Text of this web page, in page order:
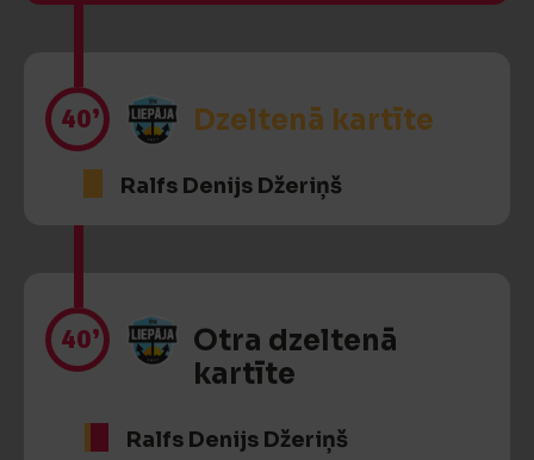
40’ Dzeltenā kartīte
Ralfs Denijs Džeriņš
40’
Otra dzeltenā
kartīte
Ralfs Denijs Džeriņš